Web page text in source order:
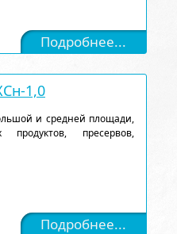
Подробнее...
1,0
и средней площади,
пресервов,
Подробнее...